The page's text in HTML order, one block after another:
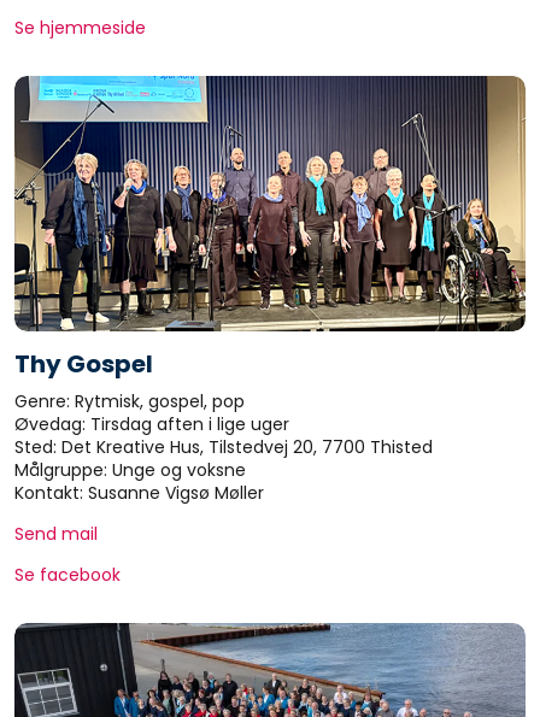
Se hjemmeside
Thy Gospel
Genre: Rytmisk, gospel, pop
Øvedag: Tirsdag aften i lige uger
Sted: Det Kreative Hus, Tilstedvej 20, 7700 Thisted
Målgruppe: Unge og voksne
Kontakt: Susanne Vigsø Møller
Send mail
Se facebook